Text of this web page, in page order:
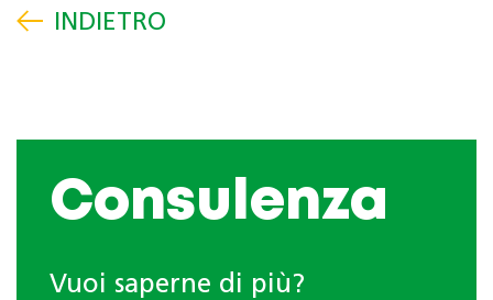
Consulenza
Vuoi saperne di più?